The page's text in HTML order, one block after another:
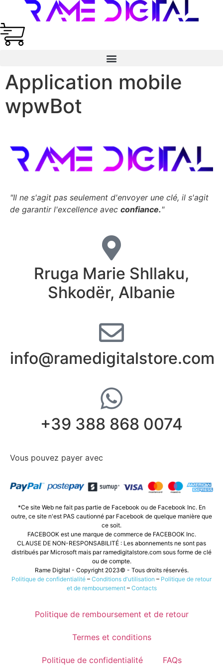
Application mobile
wpwBot
"Il ne s'agit pas seulement d'envoyer une clé, il s'agit
de garantir l'excellence avec confiance."
Rruga Marie Shllaku,
Shkodër, Albanie
info@ramedigitalstore.com
+39 388 868 0074
Vous pouvez payer avec
*Ce site Web ne fait pas partie de Facebook ou de Facebook Inc. En
outre, ce site n'est PAS cautionné par Facebook de quelque manière que
ce soit.
FACEBOOK est une marque de commerce de FACEBOOK Inc.
CLAUSE DE NON-RESPONSABILITÉ : Les abonnements ne sont pas
distribués par Microsoft mais par ramedigitalstore.com sous forme de clé
ou de compte.
Rame Digital - Copyright 2023© - Tous droits réservés.
Politique de confidentialité – Conditions d'utilisation – Politique de retour
et de remboursement– Contacts
Politique de remboursement et de retour
Termes et conditions
Politique de confidentialité FAQs